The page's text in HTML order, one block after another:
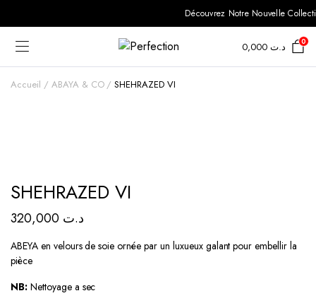
Découvrez Notre Nouvelle
د.ت0,000 0
Accueil ABAYA & CO SHEHRAZED VI
SHEHRAZED VI
د.ت 320,000
ABEYA en velours de soie ornée par un luxueux galant pour embellir la
pièce
NB:Nettoyage a sec